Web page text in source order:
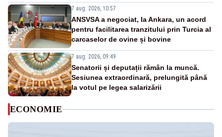
7 aug. 2026, 10:57
ANSVSA a negociat, la Ankara, un acord
pentru facilitarea tranzitului prin Turcia al
carcaselor de ovine și bovine
7 aug. 2026, 09:49
Senatorii și deputații rămân la muncă.
Sesiunea extraordinară, prelungită până
la votul pe legea salarizării
ECONOMIE